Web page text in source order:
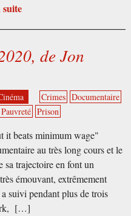
de Jon
Crimes Documentaire
Pauvreté Prison
it beats minimum wage"
au très long cours et le
sa trajectoire en font un
émouvant, extrêmement
suivi pendant plus de trois
[…]